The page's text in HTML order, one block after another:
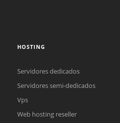
online
HOSTING
Servidores dedicados
Servidores semi-dedicados
Vps
Web hosting reseller